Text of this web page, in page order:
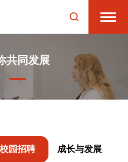
共同发展
校园招聘 成长与发展